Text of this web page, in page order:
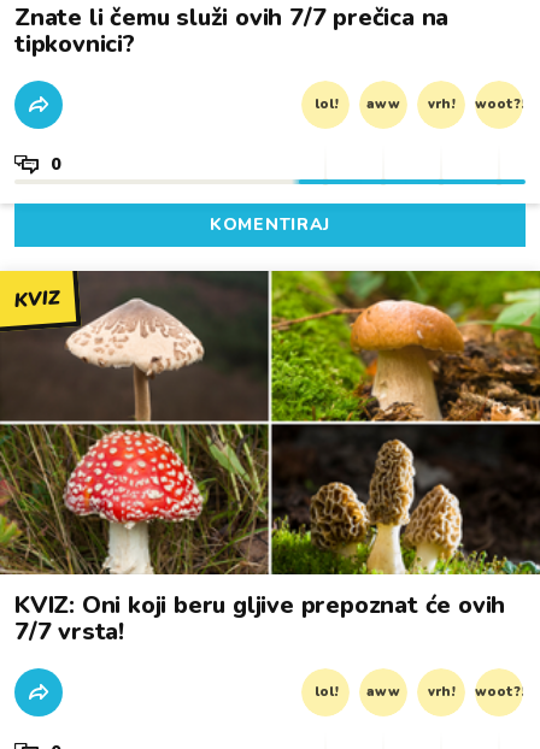
Znate li čemu služi ovih 7/7 prečica na
tipkovnici?
lol! aww vrh! woot?!
0
KOMENTIRAJ
KVIZ
KVIZ: Oni koji beru gljive prepoznat će ovih
7/7 vrsta!
lol! aww vrh! woot?!